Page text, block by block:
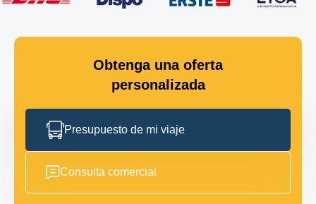
Obtenga una oferta
personalizada
Presupuesto de mi viaje
Consulta comercial